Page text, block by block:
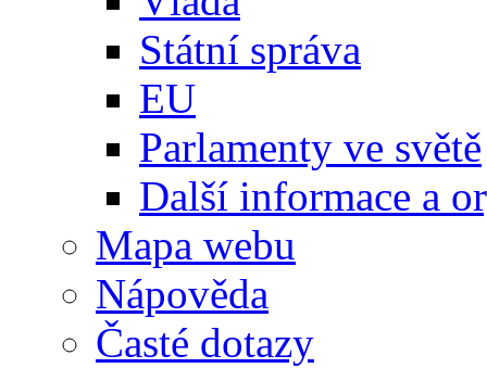
Státní správa
EU
Parlamenty ve světě
Další informace a
Mapa webu
Nápověda
Časté dotazy